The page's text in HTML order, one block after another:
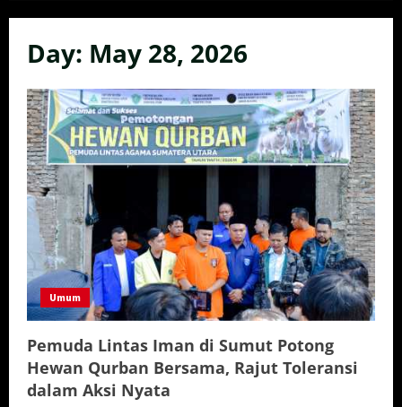
Day: May 28, 2026
Umum
Pemuda Lintas Iman di Sumut Potong
Hewan Qurban Bersama, Rajut Toleransi
dalam Aksi Nyata